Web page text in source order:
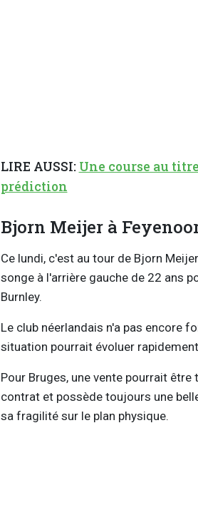
LIRE AUSSI: Une course au
prédiction
Bjorn Meijer à
Ce lundi, c'est au tour de Bjorn
songe à l'arrière gauche de 22 ans
Burnley.
Le club néerlandais n'a pas encore
situation pourrait évoluer
Pour Bruges, une vente pourrait
contrat et possède toujours une
sa fragilité sur le plan physique.